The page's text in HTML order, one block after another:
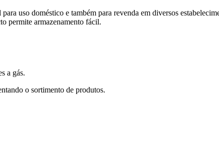
uso doméstico e também para revenda em diversos
permite armazenamento fácil.
a gás.
o sortimento de produtos.